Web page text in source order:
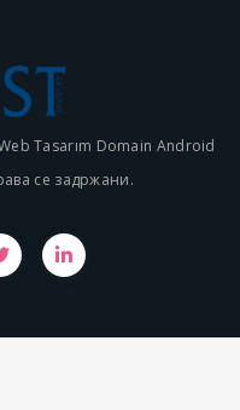
Tasarım Domain Android
се задржани.